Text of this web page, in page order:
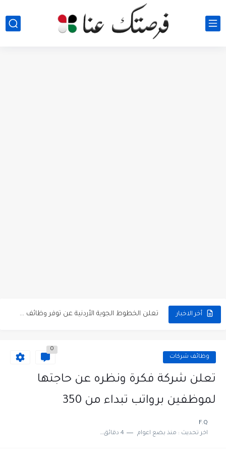
أخر الاخبار تعلن الخطوط الجوية الأردنية عن توفر وظائف شاغرة لمضيفي طيران
مطلوب عامل نظافة عدد 2 بدوام كامل او جزئي في... وظائف شركات
0
تعلن شركة فكرة ونظره عن حاجتها
لموظفين برواتب تبداء من 350
F.Q
اخر تحديث : منذ بضع اعوام 4 دقائق للقراءة